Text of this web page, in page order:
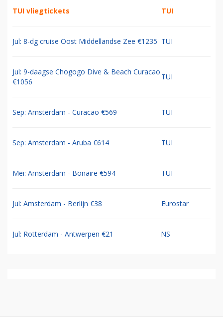
TUI vliegtickets TUI
Jul: 8-dg cruise Oost Middellandse Zee €1235 TUI
Jul: 9-daagse Chogogo Dive & Beach Curacao
€1056
TUI
Sep: Amsterdam - Curacao €569 TUI
Sep: Amsterdam - Aruba €614 TUI
Mei: Amsterdam - Bonaire €594 TUI
Jul: Amsterdam - Berlijn €38 Eurostar
Jul: Rotterdam - Antwerpen €21 NS